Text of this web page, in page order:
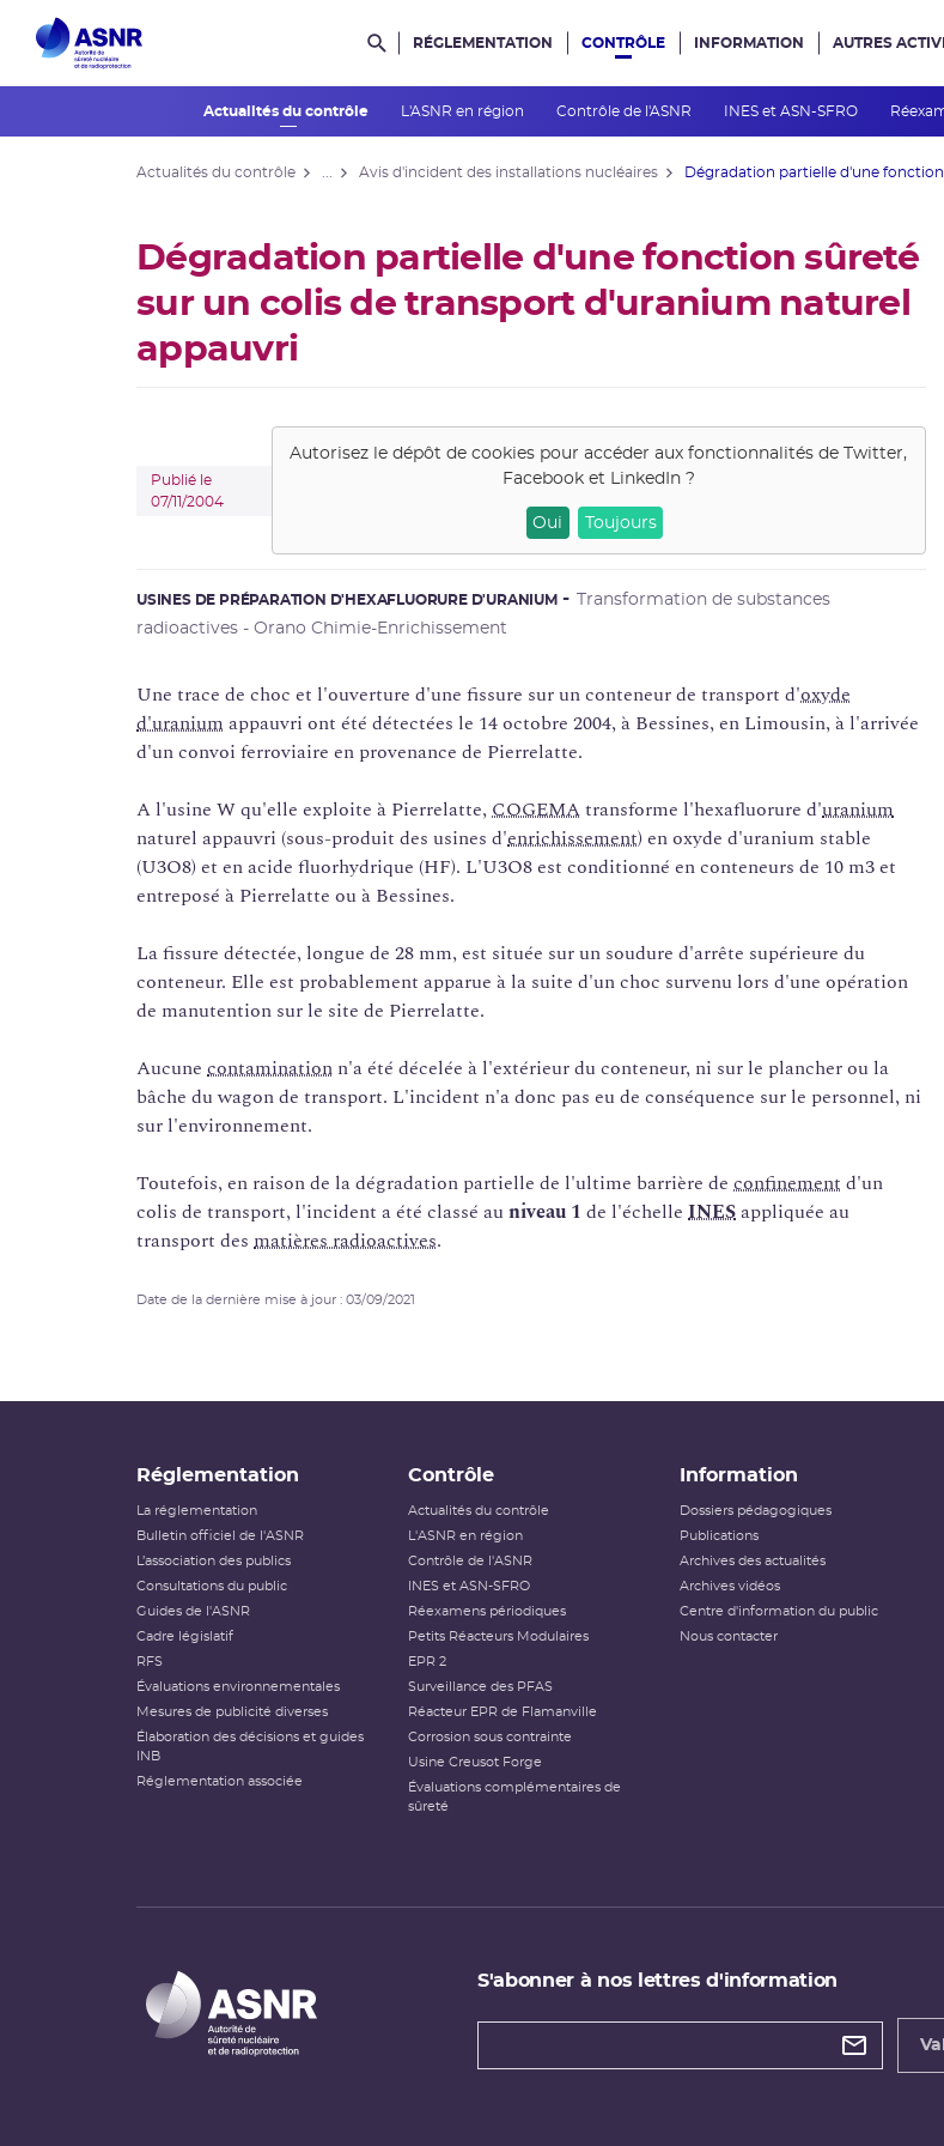
Rechercher dans le site
RÉGLEMENTATION CONTRÔLE
Actualités du contrôle L'ASNR en région Contrôle de l'ASNR INES et ASN-SFRO
INFORMATION AUTRES
Actualités du contrôle Avis d'incident des installations nucléaires Dégradation partielle d'une fonction
Dégradation partielle d'une fonction sûreté
sur un colis de transport d'uranium naturel
appauvri
Publié le
07/11/2004
Autorisez le dépôt de cookies pour accéder aux fonctionnalités de
Twitter,
Facebook et LinkedIn?
Oui Toujours
USINES DE PRÉPARATION D'HEXAFLUORURE D'URANIUM
Transformation de substances
radioactives - Orano Chimie-Enrichissement
Une trace de choc et l'ouverture d'une fissure sur un conteneur de transport d'oxyde
d'uranium appauvri ont été détectées le 14 octobre 2004, à Bessines, en Limousin, à l'arrivée
d'un convoi ferroviaire en provenance de Pierrelatte.
A l'usine W qu'elle exploite à Pierrelatte, COGEMAtransforme l'hexafluorure d'uranium
naturel appauvri (sous-produit des usines d'enrichissement) en oxyde d'uranium stable
(U3O8) et en acide fluorhydrique (HF). L'U3O8 est conditionné en conteneurs de 10 m3 et
entreposé à Pierrelatte ou à Bessines.
La fissure détectée, longue de 28 mm, est située sur un soudure d'arrête supérieure du
conteneur. Elle est probablement apparue à la suite d'un choc survenu lors d'une opération
de manutention sur le site de Pierrelatte.
Aucune contamination n'a été décelée à l'extérieur du conteneur, ni sur le plancher ou la
bâche du wagon de transport. L'incident n'a donc pas eu de conséquence sur le personnel, ni
sur l'environnement.
Toutefois, en raison de la dégradation partielle de l'ultime barrière de confinement d'un
colis de transport, l'incident a été classé auniveau 1 de l'échelle INESappliquée au
transport des matières radioactives.
Date de la dernière mise à jour : 03/09/2021
Réglementation
La réglementation
Bulletin officiel de l'ASNR
L’association des publics
Consultations du public
Guides de l'ASNR
Cadre législatif
RFS
Évaluations environnementales
Mesures de publicité diverses
Élaboration des décisions et guides
INB
Réglementation associée
Contrôle
Actualités du contrôle
L'ASNR en région
Contrôle de l'ASNR
INES et ASN-SFRO
Réexamens périodiques
Petits Réacteurs Modulaires
EPR 2
Surveillance des PFAS
Réacteur EPR de Flamanville
Corrosion sous contrainte
Usine Creusot Forge
Évaluations complémentaires de
sûreté
Information
Dossiers pédagogiques
Publications
Archives des actualités
Archives vidéos
Centre d'information du public
Nous contacter
S'abonner à nos lettres d'information
Types de